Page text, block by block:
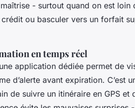
- surtout quand on est loin
ou basculer vers un forfait
en temps réel
application dédiée permet de
d’alerte avant expiration. C’est
de suivre un itinéraire en GPS